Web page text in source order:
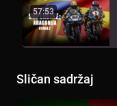
57:53
Sličan sadržaj